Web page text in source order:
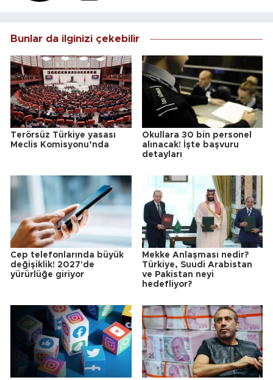
Bunlar da ilginizi çekebilir
Terörsüz Türkiye yasası
Meclis Komisyonu’nda
Okullara 30 bin personel
alınacak! İşte başvuru
detayları
Cep telefonlarında büyük
değişiklik! 2027'de
yürürlüğe giriyor
Mekke Anlaşması nedir?
Türkiye, Suudi Arabistan
ve Pakistan neyi
hedefliyor?